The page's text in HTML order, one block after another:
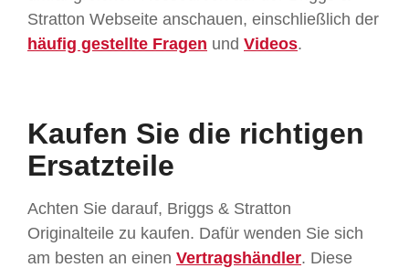
Stratton Webseite anschauen, einschließlich der
häufig gestellte Fragen und Videos.
Kaufen Sie die richtigen
Ersatzteile
Achten Sie darauf, Briggs & Stratton
Originalteile zu kaufen. Dafür wenden Sie sich
am besten an einen Vertragshändler. Diese